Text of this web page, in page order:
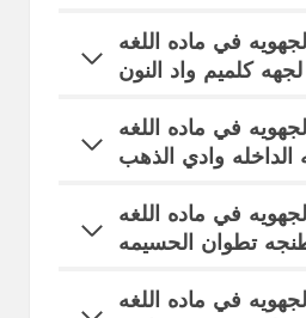
في ماده اللغه
لجهه كلميم واد النون
في ماده اللغه
الداخله وادي الذهب
في ماده اللغه
تطوان الحسيمه
في ماده اللغه